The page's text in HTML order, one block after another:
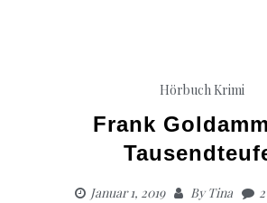
Hörbuch Krimi
Frank
Januar 1, 2019 ByTina